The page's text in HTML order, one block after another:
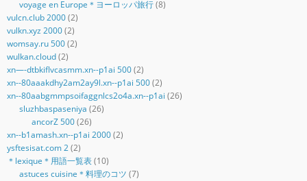
voyage en Europe＊ヨーロッパ旅行(8)
vulcn.club 2000(2)
vulkn.xyz 2000(2)
womsay.ru 500(2)
wulkan.cloud(2)
xn—-dtbkiflvcasmm.xn--p1ai 500(2)
xn--80aaakdhy2am2ay9l.xn--p1ai 500(2)
xn--80aabgmmpsoifaggnlcs2o4a.xn--p1ai (26)
sluzhbaspaseniya (26)
ancorZ 500(26)
xn--b1amash.xn--p1ai 2000(2)
ysftesisat.com 2(2)
＊lexique＊用語一覧表(10)
astuces cuisine＊料理のコツ (7)